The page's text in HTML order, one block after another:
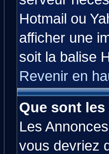
Hotmail ou
afficher une
soit la balise
Revenir en
Que sont
Les
vous devriez